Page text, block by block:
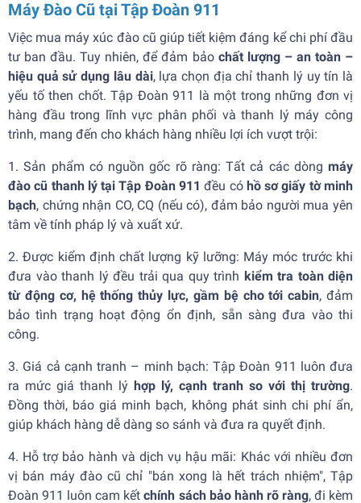
Máy Đào Cũ tại Tập Đoàn 911
Việc mua máy xúc đào cũ giúp tiết kiệm đáng kể chi phí đầu
tư ban đầu. Tuy nhiên, để đảm bảo chất lượng – an toàn –
hiệu quả sử dụng lâu dài, lựa chọn địa chỉ thanh lý uy tín là
yếu tố then chốt. Tập Đoàn 911 là một trong những đơn vị
hàng đầu trong lĩnh vực phân phối và thanh lý máy công
trình, mang đến cho khách hàng nhiều lợi ích vượt trội:
1. Sản phẩm có nguồn gốc rõ ràng: Tất cả các dòng máy
đào cũ thanh lý tại Tập Đoàn 911 đều có hồ sơ giấy tờ minh
bạch, chứng nhận CO, CQ (nếu có), đảm bảo người mua yên
tâm về tính pháp lý và xuất xứ.
2. Được kiểm định chất lượng kỹ lưỡng: Máy móc trước khi
đưa vào thanh lý đều trải qua quy trình kiểm tra toàn diện
từ động cơ, hệ thống thủy lực, gầm bệ cho tới cabin, đảm
bảo tình trạng hoạt động ổn định, sẵn sàng đưa vào thi
công.
3. Giá cả cạnh tranh – minh bạch: Tập Đoàn 911 luôn đưa
ra mức giá thanh lý hợp lý, cạnh tranh so với thị trường.
Đồng thời, báo giá minh bạch, không phát sinh chi phí ẩn,
giúp khách hàng dễ dàng so sánh và đưa ra quyết định.
4. Hỗ trợ bảo hành và dịch vụ hậu mãi: Khác với nhiều đơn
vị bán máy đào cũ chỉ "bán xong là hết trách nhiệm", Tập
Đoàn 911 luôn cam kếtchính sách bảo hành rõ ràng, đi kèm